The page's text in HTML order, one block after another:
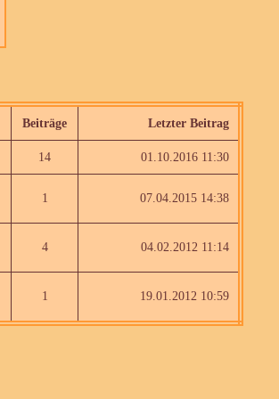
Beiträge Letzter Beitrag
14 01.10.2016 11:30
1 07.04.2015 14:38
4 04.02.2012 11:14
1 19.01.2012 10:59